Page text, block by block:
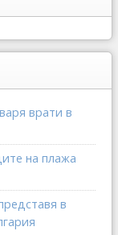
врати в
на плажа
в